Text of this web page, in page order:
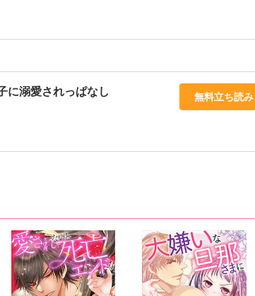
に溺愛されっぱなし 無料立ち読み